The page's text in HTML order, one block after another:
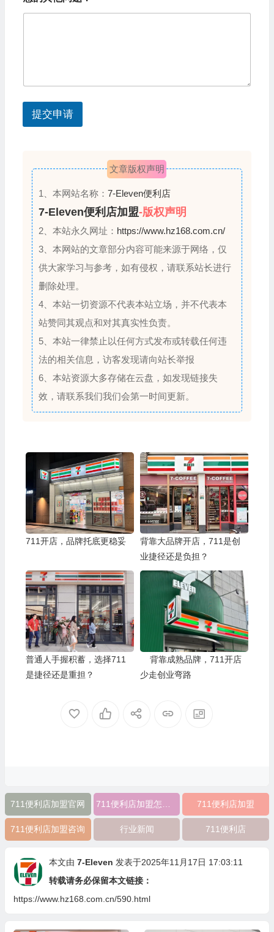
l
e
提交申请
文章版权声明
1、本网站名称： 7-Eleven便利店
7-Eleven便利店加盟-版权声明
2、本站永久网址： https://www.hz168.com.cn/
3、本网站的文章部分内容可能来源于网络，仅
供大家学习与参考，如有侵权，请联系站长进行
删除处理。
4、本站一切资源不代表本站立场，并不代表本
站赞同其观点和对其真实性负责。
5、本站一律禁止以任何方式发布或转载任何违
法的相关信息，访客发现请向站长举报
6、本站资源大多存储在云盘，如发现链接失
效，请联系我们我们会第一时间更新。
711开店，品牌托底更稳妥
背靠大品牌开店，711是创
业捷径还是负担？
普通人手握积蓄，选择711
是捷径还是重担？
背靠成熟品牌，711开店
少走创业弯路
711便利店加盟官网 711便利店加盟
711便利店加盟咨询 行业新闻 711便利店
本文由 7-Eleven 发表于2025年11月17日 17:03:11
转载请务必保留本文链接：
https://www.hz168.com.cn/590.html